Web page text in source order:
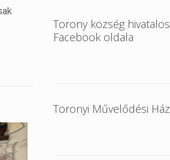
Torony község hivatalos
Facebook oldala
Toronyi Művelődési Ház